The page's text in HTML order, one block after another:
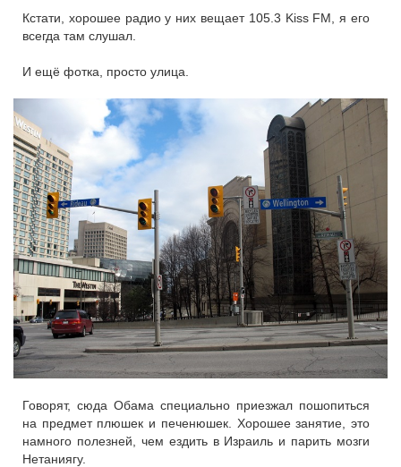
Кстати, хорошее радио у них вещает 105.3 Kiss FM, я его
всегда там слушал.
И ещё фотка, просто улица.
Говорят, сюда Обама специально приезжал пошопиться
на предмет плюшек и печенюшек. Хорошее занятие, это
намного полезней, чем ездить в Израиль и парить мозги
Нетаниягу.